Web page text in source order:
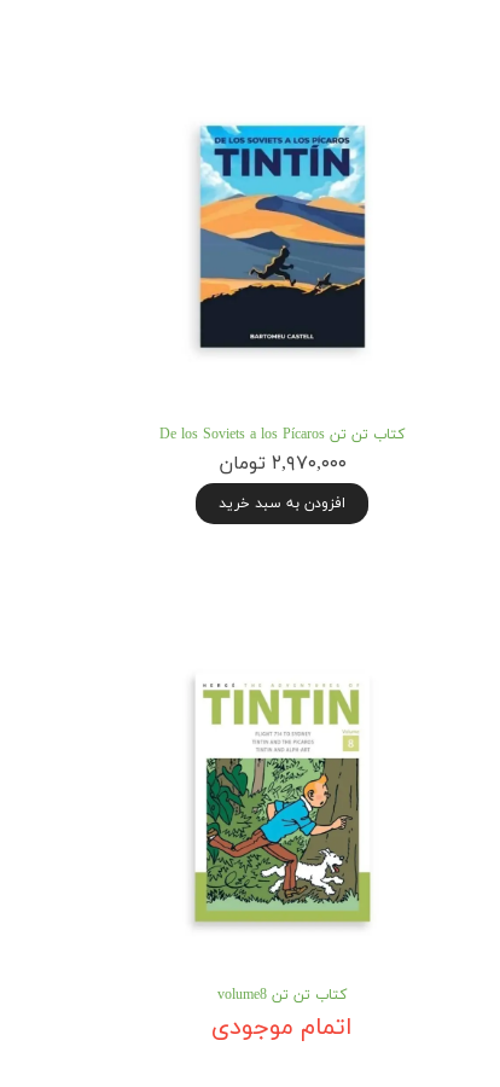
کتاب تن تن De los Soviets a los Pícaros
۲,۹۷۰,۰۰۰ تومان
افزودن به سبد خرید
کتاب تن تن volume8
اتمام موجودی